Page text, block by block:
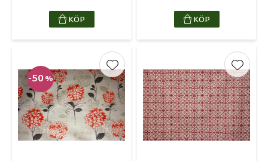
KÖP KÖP
50% Lägg till i favoriter Lägg